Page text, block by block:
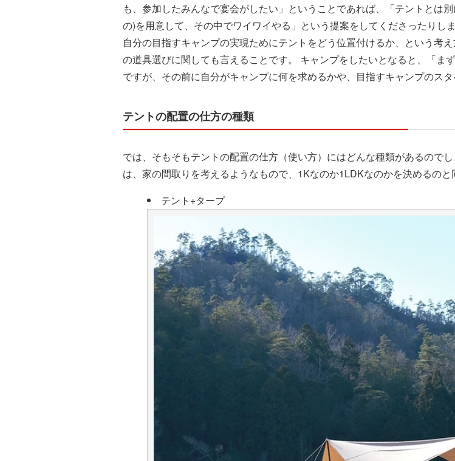
も、参加したみんなで宴会がしたい」ということであれば、「テントとは
の)を用意して、その中でワイワイやる」という提案をしてくださったりしま
自分の目指すキャンプの実現ためにテントをどう位置付けるか、という考
の道具選びに関しても言えることです。 キャンプをしたいとなると、「ま
ですが、その前に自分がキャンプに何を求めるかや、目指すキャンプのスタ
テントの配置の仕方の種類
では、そもそもテントの配置の仕方（使い方）にはどんな種類があるので
は、家の間取りを考えるようなもので、1Kなのか1LDKなのかを決めるのと
テント+タープ